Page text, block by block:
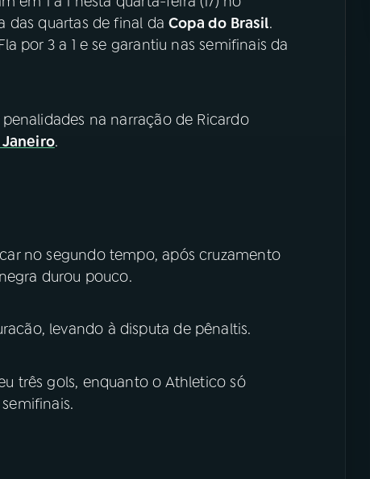
das quartas de final daCopa do Brasil.
por 3 a 1 e se garantiu nas semifinais da
na narração de Ricardo
.
no segundo tempo, após cruzamento
durou pouco.
levando à disputa de pênaltis.
três gols, enquanto o Athletico só